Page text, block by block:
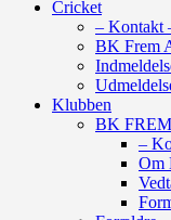
Cricket
– Kontakt
BK Frem
Klubben
BK FREM
–
Om